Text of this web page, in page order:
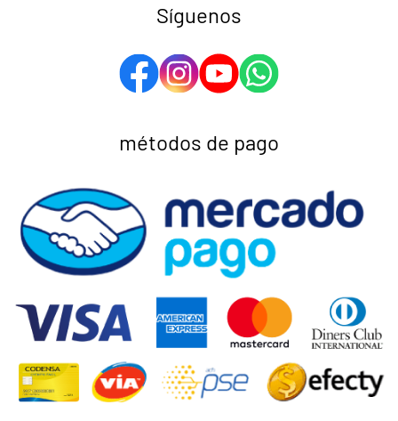
Síguenos
métodos de pago